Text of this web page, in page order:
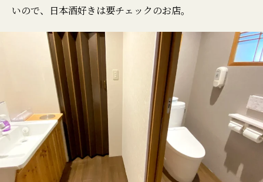
いので、日本酒好きは要チェックのお店。